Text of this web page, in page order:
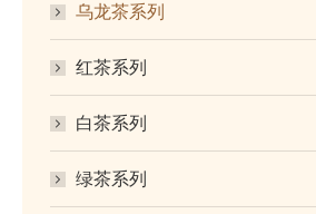
乌龙茶系列
红茶系列
白茶系列
绿茶系列